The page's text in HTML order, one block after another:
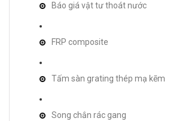
Báo giá vật tư thoát nước
FRP composite
Tấm sàn grating thép mạ kẽm
Song chắn rác gang